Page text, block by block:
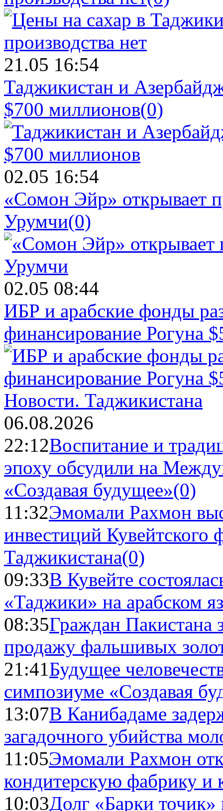
21.05 16:54
Таджикистан и
$700 миллионов(0)
02.05 16:54
«Сомон Эйр» открывает
Урумчи(0)
02.05 08:44
ИБР и арабские фонды
финансирование Рогуна
Новости. Таджикистана
06.08.2026
22:12Воспитание и
эпоху обсудили на
«Создавая будущее»(0)
11:32Эмомали Рахмон
инвестиций Кувейтского
Таджикистана(0)
09:33В Кувейте
«Таджики» на арабском
08:35Граждан Пакистана
продажу фальшивых
21:41Будущее
симпозиуме «Создавая
13:07В Канибадаме
загадочного убийства
11:05Эмомали Рахмон
кондитерскую фабрику и
10:03Долг «Барки